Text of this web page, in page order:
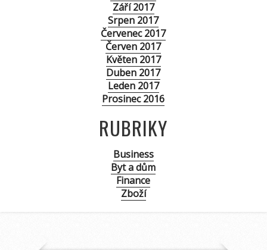
Září 2017
Srpen 2017
Červenec 2017
Červen 2017
Květen 2017
Duben 2017
Leden 2017
Prosinec 2016
RUBRIKY
Business
Byt a dům
Finance
Zboží